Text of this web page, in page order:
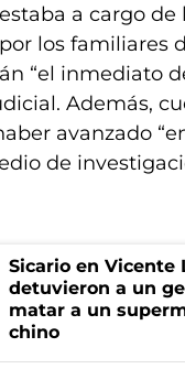
a cargo de
los familiares
“el inmediato
Además,
avanzado
de
Sicario en Vicente
detuvieron a un
matar a un
chino